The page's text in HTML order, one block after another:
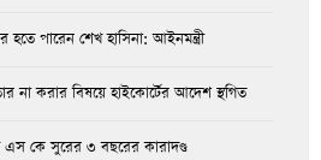
হতে পারেন শেখ হাসিনা: আইনমন্ত্রী
না করার বিষয়ে হাইকোর্টের আদেশ স্থগিত
এস কে সুরের ৩ বছরের কারাদণ্ড